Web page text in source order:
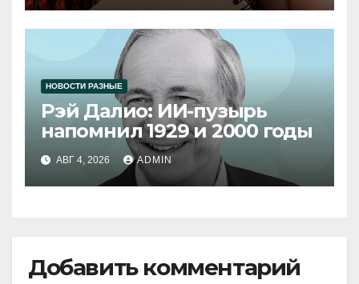
НОВОСТИ РАЗНЫЕ
Рэй Далио: ИИ-пузырь
напомнил 1929 и 2000 годы
АВГ 4, 2026 ADMIN
Добавить комментарий